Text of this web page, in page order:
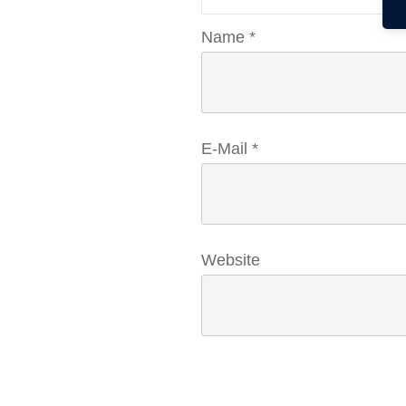
Name *
E-Mail *
Website